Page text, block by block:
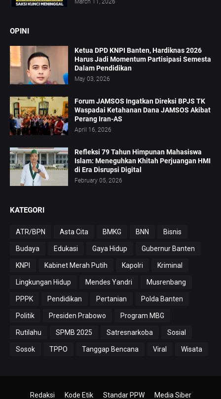
March 11, 2026
OPINI
Ketua DPD KNPI Banten, Hardiknas 2026
Harus Jadi Momentum Partisipasi Semesta
Dalam Pendidikan
May 03, 2026
Forum JAMSOS Ingatkan Direksi BPJS TK
Waspadai Ketahanan Dana JAMSOS Akibat
Perang Iran-AS
April 16, 2026
Refleksi 79 Tahun Himpunan Mahasiswa
Islam: Meneguhkan Khitah Perjuangan HMI
di Era Disrupsi Digital
February 05, 2026
KATEGORI
ATR/BPN Asta Cita BMKG BNN Bisnis
Budaya Edukasi Gaya Hidup Gubernur Banten
KNPI Kabinet Merah Putih Kapolri Kriminal
Lingkungan Hidup Mendes Yandri Musrenbang
PPPK Pendidikan Pertanian Polda Banten
Politik Presiden Prabowo Program MBG
Rutilahu SPMB 2025 Satresnarkoba Sosial
Sosok TPPO Tanggap Bencana Viral Wisata
Redaksi Kode Etik Standar PPW Media Siber